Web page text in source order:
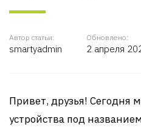
Автор статьи:
smartyadmin
Обновлено:
2 апреля
Привет, друзья! Сегодня
устройства под